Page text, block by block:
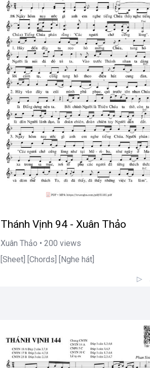
Thánh Vịnh 94 - Xuân Thảo
Xuân Thảo • 200 views
[Sheet] [Chords] [Nghe hát]